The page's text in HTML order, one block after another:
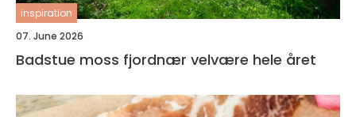
inspiration
07. June 2026
Badstue moss fjordnær velvære hele året